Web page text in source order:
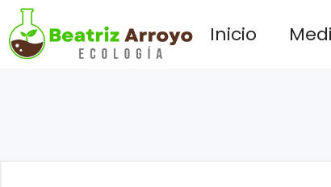
Saltar
al
contenido
Inicio